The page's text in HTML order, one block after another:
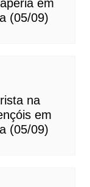
em
(05/09)
na
em
(05/09)